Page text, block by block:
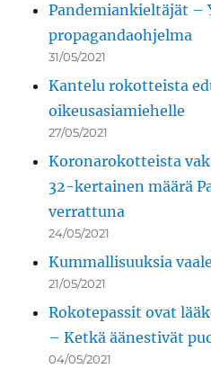
Pandemiankieltäjät –
propagandaohjelma
31/05/2021
Kantelu rokotteista
oikeusasiamiehelle
27/05/2021
Koronarokotteista
32-kertainen määrä
verrattuna
24/05/2021
Kummallisuuksia
21/05/2021
Rokotepassit ovat
– Ketkä äänestivät
04/05/2021